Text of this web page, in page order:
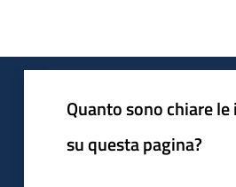
Quanto sono chiare
su questa pagina?